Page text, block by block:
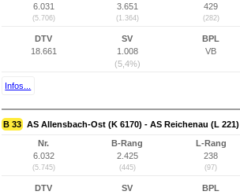
6.031
(5.706)
3.651
(1.364)
429
(282)
DTV
18.661
SV
1.008
(5,4%)
BPL
VB
Infos...
B 33 AS Allensbach-Ost (K 6170) - AS Reichenau (L 221)
Nr.
6.032
(5.745)
B-Rang
2.425
(445)
L-Rang
238
(97)
DTV SV BPL